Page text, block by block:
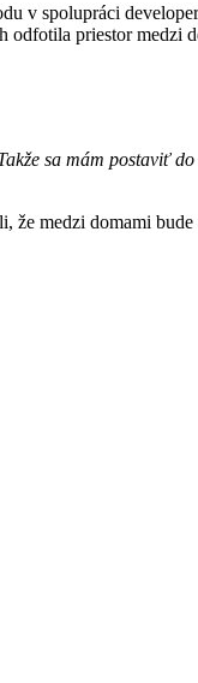
v spolupráci
odfotila priestor medzi
sa mám postaviť
že medzi domami bude